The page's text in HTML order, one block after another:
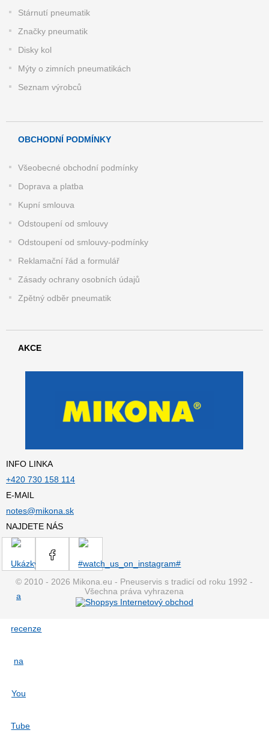
Stárnutí pneumatik
Značky pneumatik
Disky kol
Mýty o zimních pneumatikách
Seznam výrobců
OBCHODNÍ PODMÍNKY
Všeobecné obchodní podmínky
Doprava a platba
Kupní smlouva
Odstoupení od smlouvy
Odstoupení od smlouvy-podmínky
Reklamační řád a formulář
Zásady ochrany osobních údajů
Zpětný odběr pneumatik
AKCE
INFO LINKA
+420 730 158 114
E-MAIL
notes@mikona.sk
NAJDETE NÁS
© 2010 - 2026 Mikona.eu - Pneuservis s tradicí od roku 1992 -
Všechna práva vyhrazena